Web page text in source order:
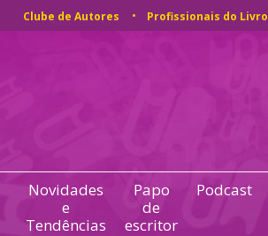
Clube de Autores Profissionais do Livro
Novidades
e
Tendências
Papo
de
escritor
Podcast